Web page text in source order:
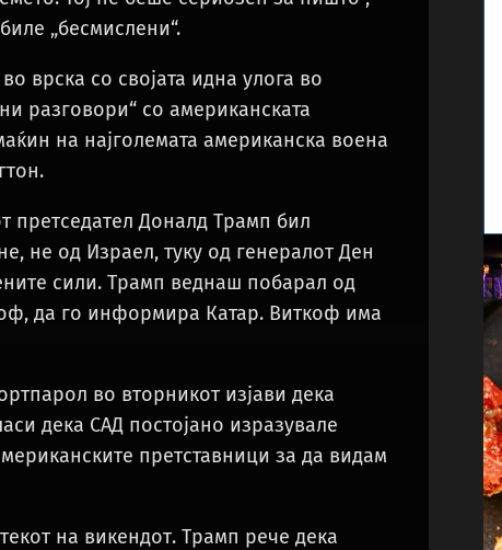
„бесмислени“.
врска со својата идна улога во
разговори“ со американската
на најголемата американска воена
претседател Доналд Трамп бил
не од Израел, туку од генералот Ден
сили. Трамп веднаш побарал од
да го информира Катар. Виткоф има
во вторникот изјави дека
дека САД постојано изразувале
претставници за да видам
на викендот. Трамп рече дека